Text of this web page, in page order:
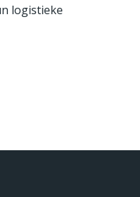
logistieke